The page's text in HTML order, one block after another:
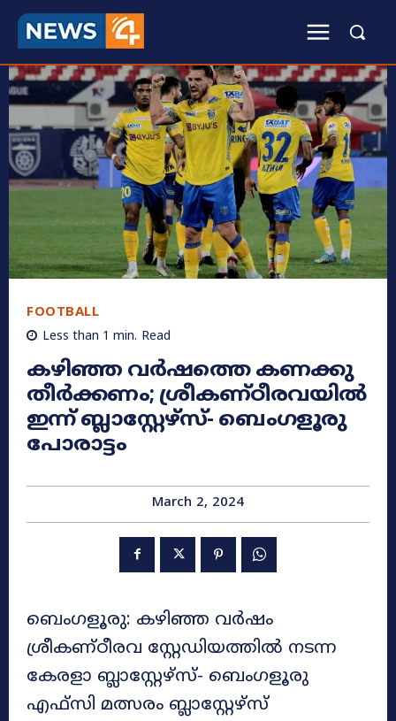
FOOTBALL
Less than 1 min. Read
കഴിഞ്ഞ വർഷത്തെ കണക്കു
തീര്‍ക്കണം; ശ്രീകണ്ഠീരവയിൽ
ഇന്ന് ബ്ലാസ്റ്റേഴ്‌സ്- ബെംഗളൂരു
പോരാട്ടം
March 2, 2024
ബെംഗളൂരു: കഴിഞ്ഞ വർഷം
ശ്രീകണ്ഠീരവ സ്റ്റേഡിയത്തിൽ നടന്ന
കേരളാ ബ്ലാസ്റ്റേഴ്‌സ്- ബെംഗളൂരു
എഫ്സി മത്സരം ബ്ലാസ്റ്റേഴ്‌സ്